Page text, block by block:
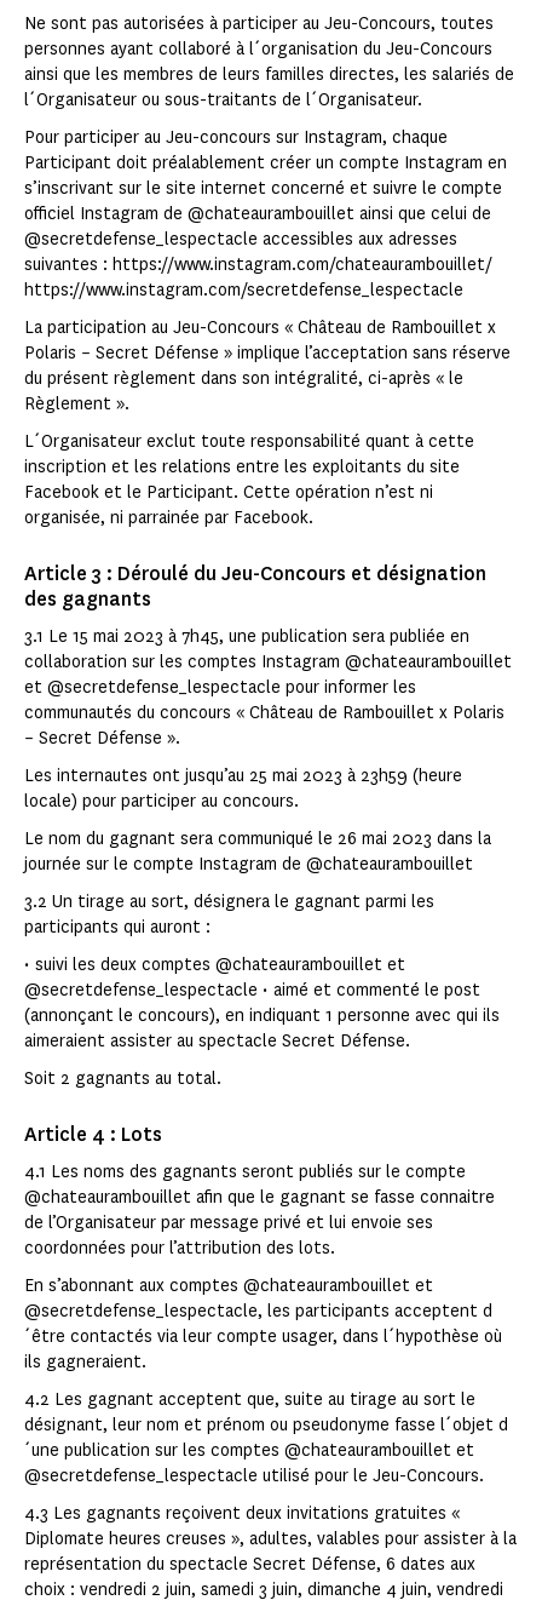
Ne sont pas autorisées à participer au Jeu-Concours, toutes
personnes ayant collaboré à l´organisation du Jeu-Concours
ainsi que les membres de leurs familles directes, les salariés de
l´Organisateur ou sous-traitants de l´Organisateur.
Pour participer au Jeu-concours sur Instagram, chaque
Participant doit préalablement créer un compte Instagram en
s’inscrivant sur le site internet concerné et suivre le compte
officiel Instagram de @chateaurambouillet ainsi que celui de
@secretdefense_lespectacle accessibles aux adresses
suivantes : https://www.instagram.com/chateaurambouillet/
https://www.instagram.com/secretdefense_lespectacle
La participation au Jeu-Concours « Château de Rambouillet x
Polaris – Secret Défense » implique l’acceptation sans réserve
du présent règlement dans son intégralité, ci-après « le
Règlement ».
L´Organisateur exclut toute responsabilité quant à cette
inscription et les relations entre les exploitants du site
Facebook et le Participant. Cette opération n’est ni
organisée, ni parrainée par Facebook.
Article 3 : Déroulé du Jeu-Concours et désignation
des gagnants
3.1 Le 15 mai 2023 à 7h45, une publication sera publiée en
collaboration sur les comptes Instagram @chateaurambouillet
et @secretdefense_lespectacle pour informer les
communautés du concours « Château de Rambouillet x Polaris
– Secret Défense ».
Les internautes ont jusqu’au 25 mai 2023 à 23h59 (heure
locale) pour participer au concours.
Le nom du gagnant sera communiqué le 26 mai 2023 dans la
journée sur le compte Instagram de @chateaurambouillet
3.2 Un tirage au sort, désignera le gagnant parmi les
participants qui auront :
• suivi les deux comptes @chateaurambouillet et
@secretdefense_lespectacle • aimé et commenté le post
(annonçant le concours), en indiquant 1 personne avec qui ils
aimeraient assister au spectacle Secret Défense.
Soit 2 gagnants au total.
Article 4 : Lots
4.1 Les noms des gagnants seront publiés sur le compte
@chateaurambouillet afin que le gagnant se fasse connaitre
de l’Organisateur par message privé et lui envoie ses
coordonnées pour l’attribution des lots.
En s’abonnant aux comptes @chateaurambouillet et
@secretdefense_lespectacle, les participants acceptent d
´être contactés via leur compte usager, dans l´hypothèse où
ils gagneraient.
4.2 Les gagnant acceptent que, suite au tirage au sort le
désignant, leur nom et prénom ou pseudonyme fasse l´objet d
´une publication sur les comptes @chateaurambouillet et
@secretdefense_lespectacle utilisé pour le Jeu-Concours.
4.3 Les gagnants reçoivent deux invitations gratuites «
Diplomate heures creuses », adultes, valables pour assister à la
représentation du spectacle Secret Défense, 6 dates aux
choix : vendredi 2 juin, samedi 3 juin, dimanche 4 juin, vendredi